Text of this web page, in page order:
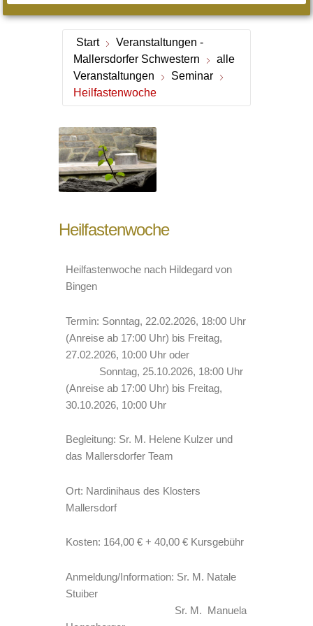
Start
Veranstaltungen -
Mallersdorfer Schwestern
alle
Veranstaltungen
Seminar
Heilfastenwoche
Heilfastenwoche
Heilfastenwoche nach Hildegard von
Bingen
Termin: Sonntag, 22.02.2026, 18:00 Uhr
(Anreise ab 17:00 Uhr) bis Freitag,
27.02.2026, 10:00 Uhr oder
Sonntag, 25.10.2026, 18:00 Uhr
(Anreise ab 17:00 Uhr) bis Freitag,
30.10.2026, 10:00 Uhr
Begleitung: Sr. M. Helene Kulzer und
das Mallersdorfer Team
Ort: Nardinihaus des Klosters
Mallersdorf
Kosten: 164,00 € + 40,00 € Kursgebühr
Anmeldung/Information: Sr. M. Natale
Stuiber
Sr. M. Manuela